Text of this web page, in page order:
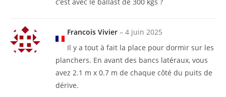
Francois Vivier – 4 juin 2025
Il y a tout à fait la place pour dormir sur les
planchers. En avant des bancs latéraux, vous
avez 2.1 m x 0.7 m de chaque côté du puits de
dérive.